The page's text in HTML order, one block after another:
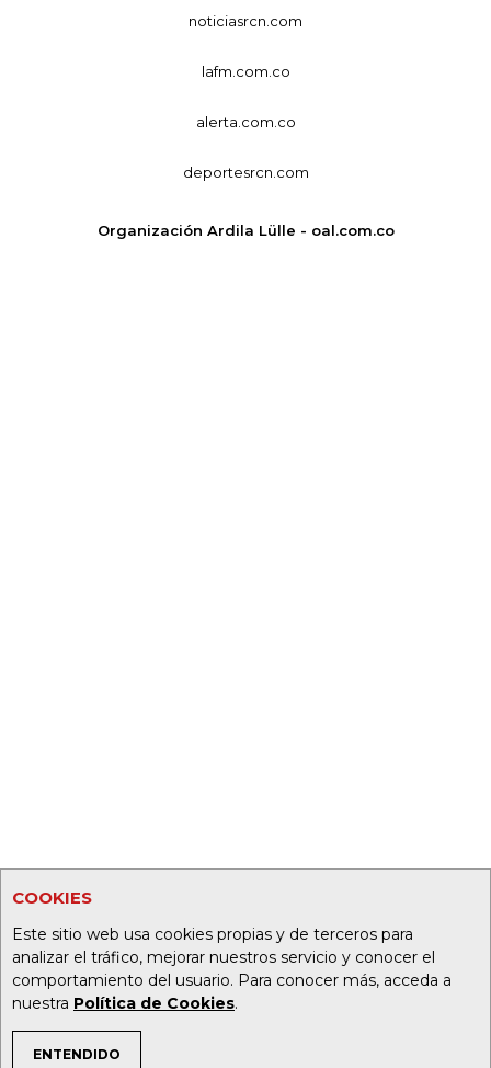
COOKIES
Este sitio web usa cookies propias y de terceros para
analizar el tráfico, mejorar nuestros servicio y conocer el
comportamiento del usuario. Para conocer más, acceda a
nuestra Política de Cookies.
ENTENDIDO
noticiasrcn.com
lafm.com.co
alerta.com.co
deportesrcn.com
Organización Ardila Lülle - oal.com.co